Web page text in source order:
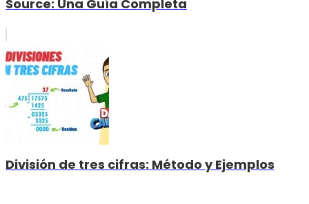
Source: Una Guía Completa
División de tres cifras: Método y Ejemplos